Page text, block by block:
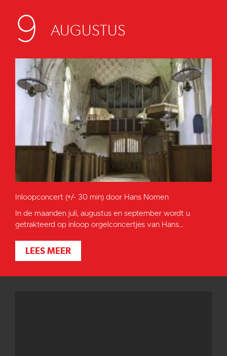
9 AUGUSTUS
Inloopconcert (+/- 30 min) door Hans Nomen
In de maanden juli, augustus en september wordt u
getrakteerd op inloop orgelconcertjes van Hans...
LEES MEER